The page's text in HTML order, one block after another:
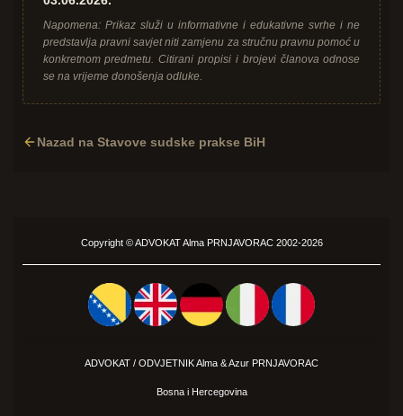
Napomena: Prikaz služi u informativne i edukativne svrhe i ne
predstavlja pravni savjet niti zamjenu za stručnu pravnu pomoć u
konkretnom predmetu. Citirani propisi i brojevi članova odnose
se na vrijeme donošenja odluke.
Nazad na Stavove sudske prakse BiH
Copyright ©ADVOKATAlma PRNJAVORAC 2002-2026
ADVOKAT / ODVJETNIK Alma &Azur PRNJAVORAC
Bosna i Hercegovina